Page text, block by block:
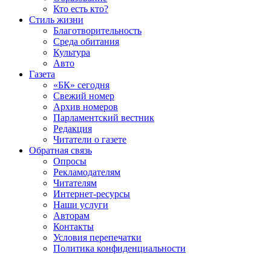
Кто есть кто?
Стиль жизни
Благотворительность
Среда обитания
Культура
Авто
Газета
«БК» сегодня
Свежий номер
Архив номеров
Парламентский вестник
Редакция
Читатели о газете
Обратная связь
Опросы
Рекламодателям
Читателям
Интернет-ресурсы
Наши услуги
Авторам
Контакты
Условия перепечатки
Политика конфиденциальности